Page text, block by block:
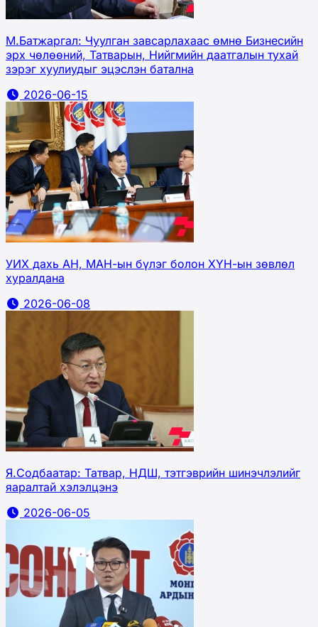
М.Батжаргал: Чуулган завсарлахаас өмнө Бизнесийн
эрх чөлөөний, Татварын, Нийгмийн даатгалын тухай
зэрэг хуулиудыг эцэслэн батална
2026-06-15
УИХ дахь АН, МАН-ын бүлэг болон ХҮН-ын зөвлөл
хуралдана
2026-06-08
Я.Содбаатар: Татвар, НДШ, тэтгэврийн шинэчлэлийг
яаралтай хэлэлцэнэ
2026-06-05